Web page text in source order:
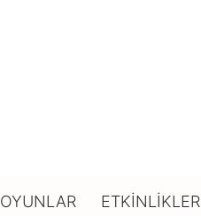
OYUNLAR ETKINLIKLER